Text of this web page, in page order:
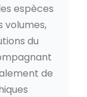
espèces
volumes,
du
de